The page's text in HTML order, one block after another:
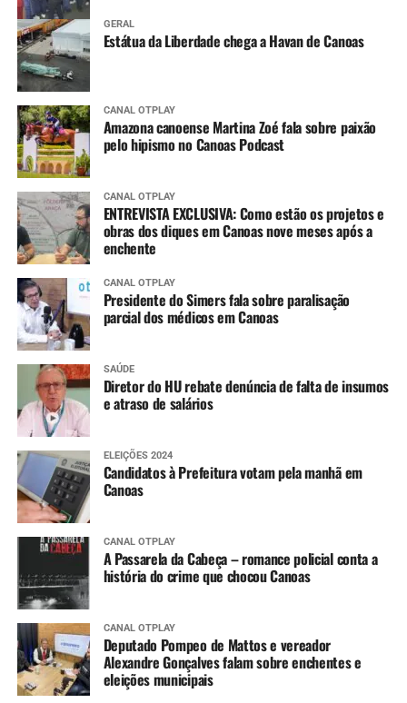
GERAL
Estátua da Liberdade chega a Havan de Canoas
CANAL OTPLAY
Amazona canoense Martina Zoé fala sobre paixão
pelo hipismo no Canoas Podcast
CANAL OTPLAY
ENTREVISTA EXCLUSIVA: Como estão os projetos e
obras dos diques em Canoas nove meses após a
enchente
CANAL OTPLAY
Presidente do Simers fala sobre paralisação
parcial dos médicos em Canoas
SAÚDE
Diretor do HU rebate denúncia de falta de insumos
e atraso de salários
ELEIÇÕES 2024
Candidatos à Prefeitura votam pela manhã em
Canoas
CANAL OTPLAY
A Passarela da Cabeça – romance policial conta a
história do crime que chocou Canoas
CANAL OTPLAY
Deputado Pompeo de Mattos e vereador
Alexandre Gonçalves falam sobre enchentes e
eleições municipais